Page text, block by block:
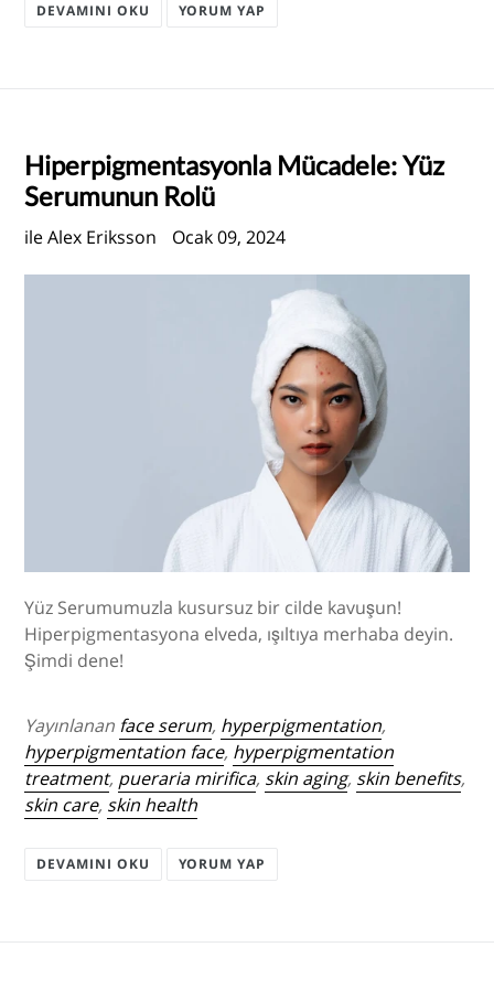
DEVAMINI OKU YORUM YAP
Hiperpigmentasyonla Mücadele: Yüz
Serumunun Rolü
ile Alex Eriksson Ocak 09, 2024
Yüz Serumumuzla kusursuz bir cilde kavuşun!
Hiperpigmentasyona elveda, ışıltıya merhaba deyin.
Şimdi dene!
Yayınlanan face serum, hyperpigmentation,
hyperpigmentation face, hyperpigmentation
treatment, pueraria mirifica, skin aging, skin benefits,
skin care, skin health
DEVAMINI OKU YORUM YAP